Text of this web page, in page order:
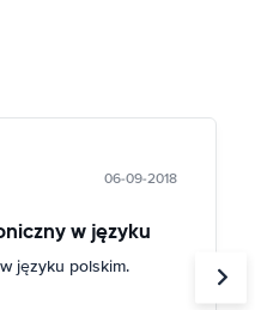
06-09-2018
w języku
języku polskim.